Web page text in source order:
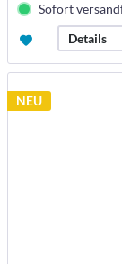
Sofort
Details
NEU